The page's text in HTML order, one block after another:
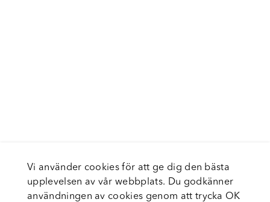
Vi använder cookies för att ge dig den bästa
upplevelsen av vår webbplats. Du godkänner
användningen av cookies genom att trycka OK